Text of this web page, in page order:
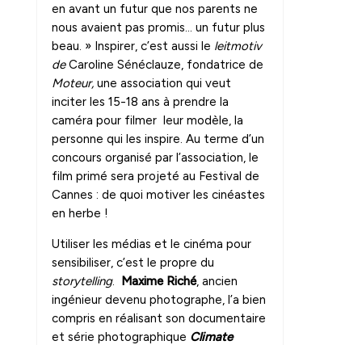
en avant un futur que nos parents ne
nous avaient pas promis… un futur plus
beau. » Inspirer, c’est aussi le leitmotiv
deCaroline Sénéclauze, fondatrice de
Moteur,une association qui veut
inciter les 15-18 ans à prendre la
caméra pour filmer leur modèle, la
personne qui les inspire. Au terme d’un
concours organisé par l’association, le
film primé sera projeté au Festival de
Cannes : de quoi motiver les cinéastes
en herbe !
Utiliser les médias et le cinéma pour
sensibiliser, c’est le propre du
storytelling. Maxime Riché, ancien
ingénieur devenu photographe, l’a bien
compris en réalisant son documentaire
et série photographique Climate